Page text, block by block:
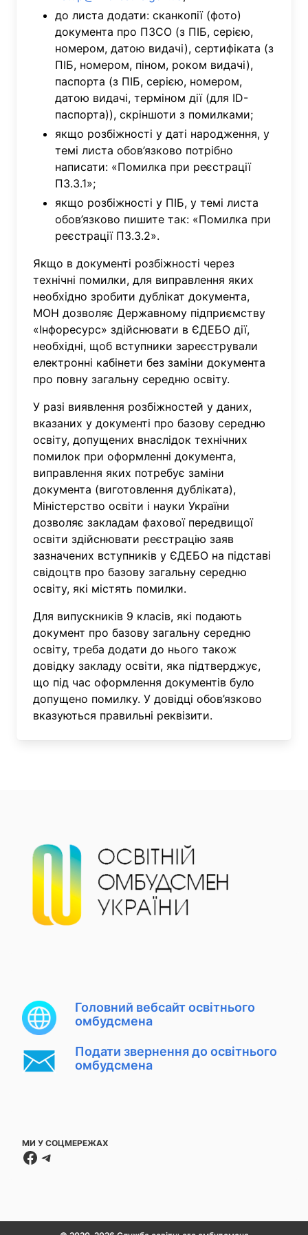
до листа додати: сканкопії (фото)
документа про ПЗСО (з ПІБ, серією,
номером, датою видачі), сертифіката (з
ПІБ, номером, піном, роком видачі),
паспорта (з ПІБ, серією, номером,
датою видачі, терміном дії (для ID-
паспорта)), скріншоти з помилками;
якщо розбіжності у даті народження, у
темі листа обов’язково потрібно
написати: «Помилка при реєстрації
П3.3.1»;
якщо розбіжності у ПІБ, у темі листа
обов’язково пишите так: «Помилка при
реєстрації П3.3.2».
Якщо в документі розбіжності через
технічні помилки, для виправлення яких
необхідно зробити дублікат документа,
МОН дозволяє Державному підприємству
«Інфоресурс» здійснювати в ЄДЕБО дії,
необхідні, щоб вступники зареєстрували
електронні кабінети без заміни документа
про повну загальну середню освіту.
У разі виявлення розбіжностей у даних,
вказаних у документі про базову середню
освіту, допущених внаслідок технічних
помилок при оформленні документа,
виправлення яких потребує заміни
документа (виготовлення дубліката),
Міністерство освіти і науки України
дозволяє закладам фахової передвищої
освіти здійснювати реєстрацію заяв
зазначених вступників у ЄДЕБО на підставі
свідоцтв про базову загальну середню
освіту, які містять помилки.
Для випускників 9 класів, які подають
документ про базову загальну середню
освіту, треба додати до нього також
довідку закладу освіти, яка підтверджує,
що під час оформлення документів було
допущено помилку. У довідці обов’язково
вказуються правильні реквізити.
Головний вебсайт освітнього
омбудсмена
Подати звернення до освітнього
омбудсмена
МИ У СОЦМЕРЕЖАХ
Facebook
Telegram